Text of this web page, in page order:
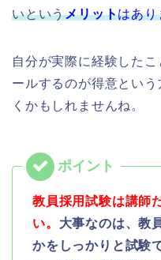
いというメリットはあり
自分が実際に経験した
ールするのが得意とい
くかもしれませんね。
教員採用試験は講師
い。 大事なのは、教
かをしっかりと試験